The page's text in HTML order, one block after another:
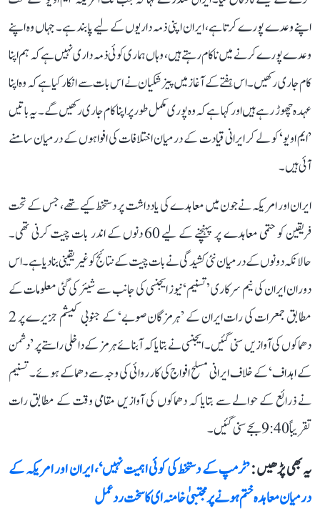
اپنے وعدے پورے کرتا ہے، ایران اپنی ذمہ داریوں کے لیے پابند ہے۔ جہاں وہ اپنے
وعدے پورے کرنے میں ناکام رہتے ہیں، وہاں ہماری کوئی ذمہ داری نہیں ہے کہ ہم اپنا
کام جاری رکھیں۔ اس ہفتے کے آغاز میں پیزشکیان نے اس بات سے انکار کیا ہے کہ وہ اپنا
عہدہ چھوڑ رہے ہیں اور کہا ہے کہ وہ پوری مکمل طور پر اپنا کام جاری رکھیں گے۔ یہ باتیں
’ایم او یو‘ کو لے کر ایرانی قیادت کے درمیان اختلافات کی افواہوں کے درمیان سامنے
آئی ہیں۔
ایران اور امریکہ نے جون میں معاہدے کی یادداشت پر دستخط کیے تھے، جس کے تحت
فریقین کو حتمی معاہدے پر پہنچنے کے لیے 60 دنوں کے اندر بات چیت کرنی تھی۔
حالانکہ دونوں کے درمیان نئی کشیدگی نے بات چیت کے نتائج کو غیر یقینی بنا دیا ہے۔ اس
دوران ایران کی نیم سرکاری ’تسنیم‘ نیوز ایجنسی کی جانب سے شیئر کی گئی معلومات کے
مطابق جمعرات کی رات ایران کے ’ہرمزگان صوبے‘ کے جنوبی کیشم جزیرے پر 2
دھماکوں کی آوازیں سنی گئیں۔ ایجنسی نے بتایا کہ آبنائے ہرمز کے داخلی راستے پر ’دشمن
کے اہداف‘ کے خلاف ایرانی مسلح افواج کی کارروائی کی وجہ سے دھماکے ہوئے۔ تسنیم
نے ذرائع کے حوالے سے بتایا کہ دھماکوں کی آوازیں مقامی وقت کے مطابق رات
تقریباً 9:40 بجے سنی گئیں۔
یہ بھی پڑھیں :’ٹرمپ کے دستخط کی کوئی اہمیت نہیں‘، ایران اور امریکہ کے
درمیان معاہدہ ختم ہونے پر مجتبیٰ خامنہ ای کا سخت ردعمل